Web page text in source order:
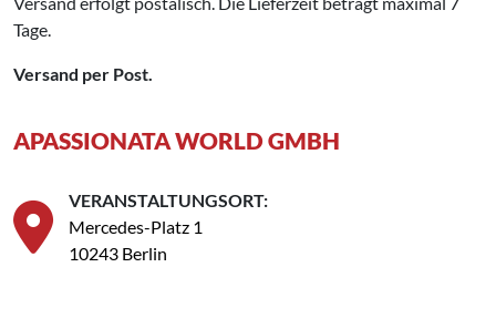
Tage.
Versand per Post.
APASSIONATA WORLD GMBH
VERANSTALTUNGSORT:
Mercedes-Platz 1
10243 Berlin